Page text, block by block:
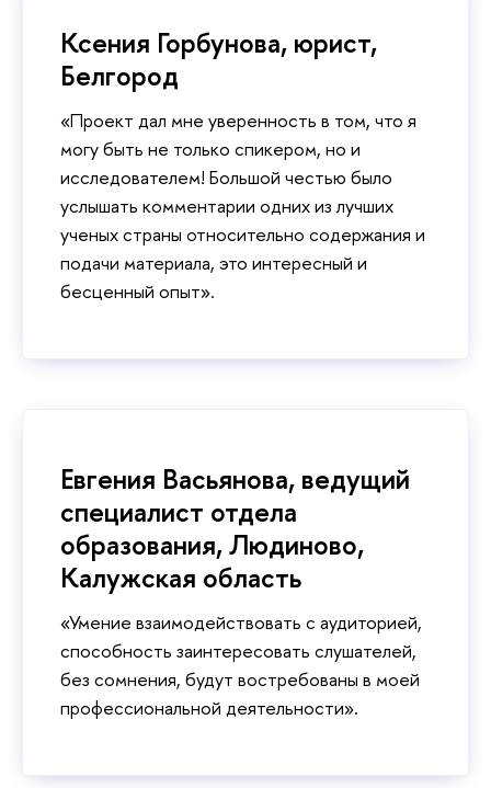
Ксения Горбунова, юрист,
Белгород
«Проект дал мне уверенность в том, что я
могу быть не только спикером, но и
исследователем! Большой честью было
услышать комментарии одних из лучших
ученых страны относительно содержания и
подачи материала, это интересный и
бесценный опыт».
Евгения Васьянова, ведущий
специалист отдела
образования, Людиново,
Калужская область
«Умение взаимодействовать с аудиторией,
способность заинтересовать слушателей,
без сомнения, будут востребованы в моей
профессиональной деятельности».